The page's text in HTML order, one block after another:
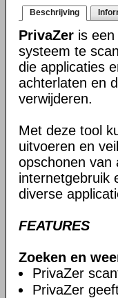
Beschrijving
PrivaZer is
systeem te
die applicaties
achterlaten en
verwijderen.
Met deze tool
uitvoeren en
opschonen van
internetgebruik
diverse
FEATURES
Zoeken en
PrivaZer
PrivaZer